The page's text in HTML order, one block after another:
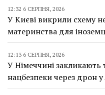
12:32 6 СЕРПНЯ, 2026
У Києві викрили схему
материнства для
12:13 6 СЕРПНЯ, 2026
У Німеччині закликають
нацбезпеки через дрон